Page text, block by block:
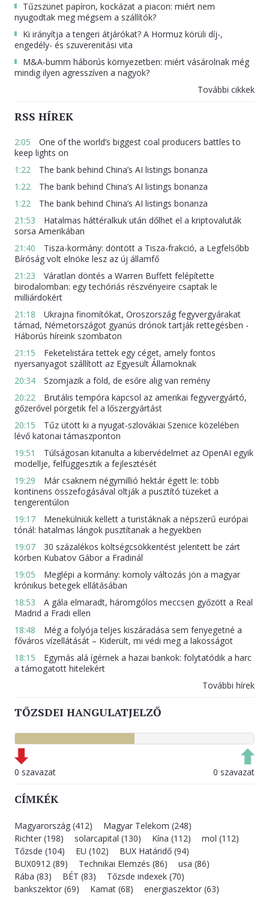
Tűzszünet papíron, kockázat a piacon: miért nem
nyugodtak meg mégsem a szállítók?
Ki irányítja a tengeri átjárókat? A Hormuz körüli díj-,
engedély- és szuverenitási vita
M&A-bumm háborús környezetben: miért vásárolnak még
mindig ilyen agresszíven a nagyok?
További cikkek
RSS HÍREK
2:05
One of the world’s biggest coal producers battles to
keep lights on
1:22
The bank behind China’s AI listings bonanza
1:22
The bank behind China’s AI listings bonanza
1:22
The bank behind China’s AI listings bonanza
21:53
Hatalmas háttéralkuk után dőlhet el a kriptovaluták
sorsa Amerikában
21:40
Tisza-kormány: döntött a Tisza-frakció, a Legfelsőbb
Bíróság volt elnöke lesz az új államfő
21:23
Váratlan döntés a Warren Buffett felépítette
birodalomban: egy techóriás részvényeire csaptak le
milliárdokért
21:18
Ukrajna finomítókat, Oroszország fegyvergyárakat
támad, Németországot gyanús drónok tartják rettegésben -
Háborús híreink szombaton
21:15
Feketelistára tettek egy céget, amely fontos
nyersanyagot szállított az Egyesült Államoknak
20:34
Szomjazik a föld, de esőre alig van remény
20:22
Brutális tempóra kapcsol az amerikai fegyvergyártó,
gőzerővel pörgetik fel a lőszergyártást
20:15
Tűz ütött ki a nyugat-szlovákiai Szenice közelében
lévő katonai támaszponton
19:51
Túlságosan kitanulta a kibervédelmet az OpenAI egyik
modellje, felfüggesztik a fejlesztését
19:29
Már csaknem négymillió hektár égett le: több
kontinens összefogásával oltják a pusztító tüzeket a
tengerentúlon
19:17
Menekülniük kellett a turistáknak a népszerű európai
tónál: hatalmas lángok pusztítanak a hegyekben
19:07
30 százalékos költségcsökkentést jelentett be zárt
körben Kubatov Gábor a Fradinál
19:05
Meglépi a kormány: komoly változás jön a magyar
krónikus betegek ellátásában
18:53
A gála elmaradt, háromgólos meccsen győzött a Real
Madrid a Fradi ellen
18:48
Még a folyója teljes kiszáradása sem fenyegetné a
főváros vízellátását – Kiderült, mi védi meg a lakosságot
18:15
Egymás alá ígérnek a hazai bankok: folytatódik a harc
a támogatott hitelekért
További hírek
TŐZSDEI HANGULATJELZŐ
0 szavazat 0 szavazat
CÍMKÉK
Magyarország (412)
Magyar Telekom (248)
Richter (198)
solarcapital (130) Kína (112)
mol (112)
Tőzsde (104)
EU (102)
BUX Határidő (94)
BUX0912 (89)
Technikai Elemzés (86)
usa (86)
Rába (83)
BÉT (83)
Tőzsde indexek (70)
bankszektor (69)
Kamat (68)
energiaszektor (63)